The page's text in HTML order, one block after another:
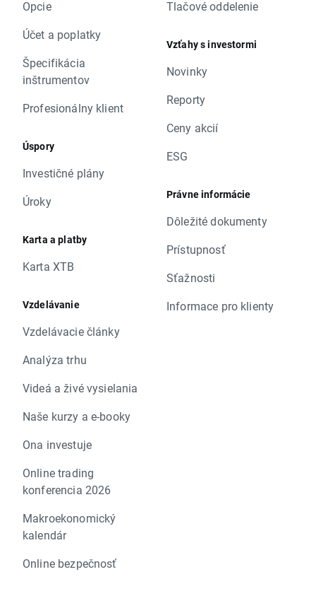
Opcie
Účet a poplatky
Špecifikácia
inštrumentov
Profesionálny klient
Úspory
Investičné plány
Úroky
Karta a platby
Karta XTB
Vzdelávanie
Vzdelávacie články
Analýza trhu
Videá a živé vysielania
Naše kurzy a e-booky
Ona investuje
Online trading
konferencia 2026
Makroekonomický
kalendár
Online bezpečnosť
Tlačové oddelenie
Vzťahy s investormi
Novinky
Reporty
Ceny akcií
ESG
Právne informácie
Dôležité dokumenty
Prístupnosť
Sťažnosti
Informace pro klienty